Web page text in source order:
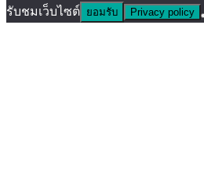
รับชมเว็บไซต์ ยอมรับ Privacy policy